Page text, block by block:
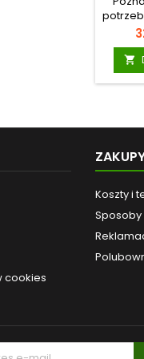

cookies
Koszty i
Sposoby